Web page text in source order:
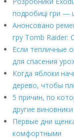
подробиці гри —
Анонсовано
гру Tomb Raider:
Если тепличные
для спасения
Когда яблоки
дерево, чтобы
5 причин, по
другие виновники
Первые дни
комфортными